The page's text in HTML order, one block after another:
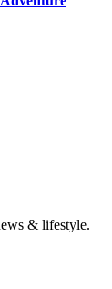
& lifestyle.